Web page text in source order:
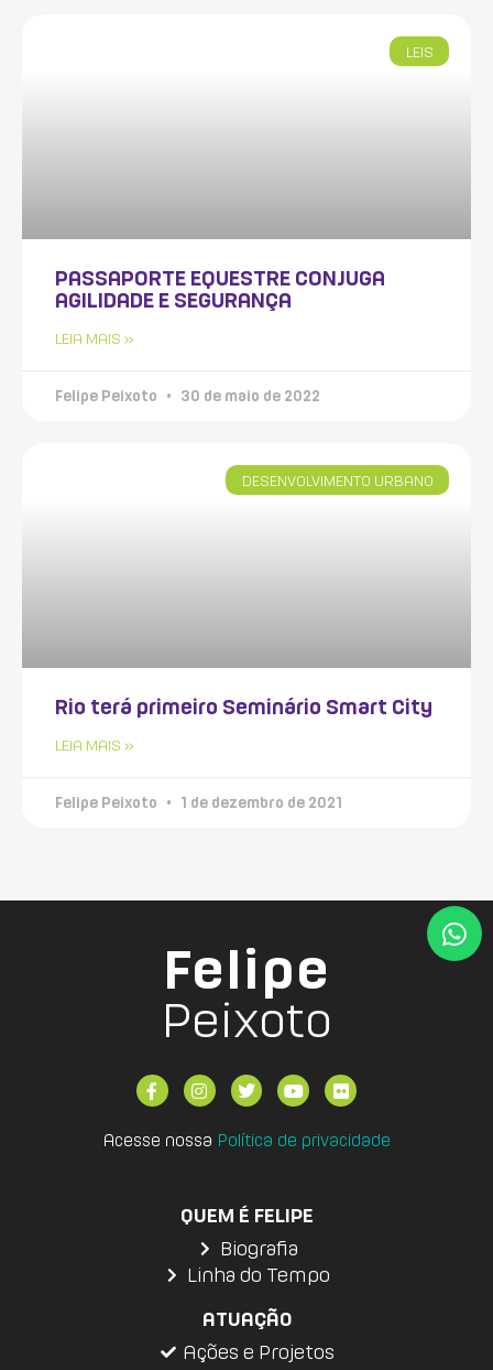
LEIS
PASSAPORTE EQUESTRE CONJUGA
AGILIDADE E SEGURANÇA
LEIA MAIS »
Felipe Peixoto 30 de maio de 2022
DESENVOLVIMENTO URBANO
Rio terá primeiro Seminário Smart City
LEIA MAIS »
Felipe Peixoto 1 de dezembro de 2021
Felipe
Peixoto
Acesse nossa Política de privacidade
QUEM É FELIPE
Biografia
Linha do Tempo
ATUAÇÃO
Ações e Projetos